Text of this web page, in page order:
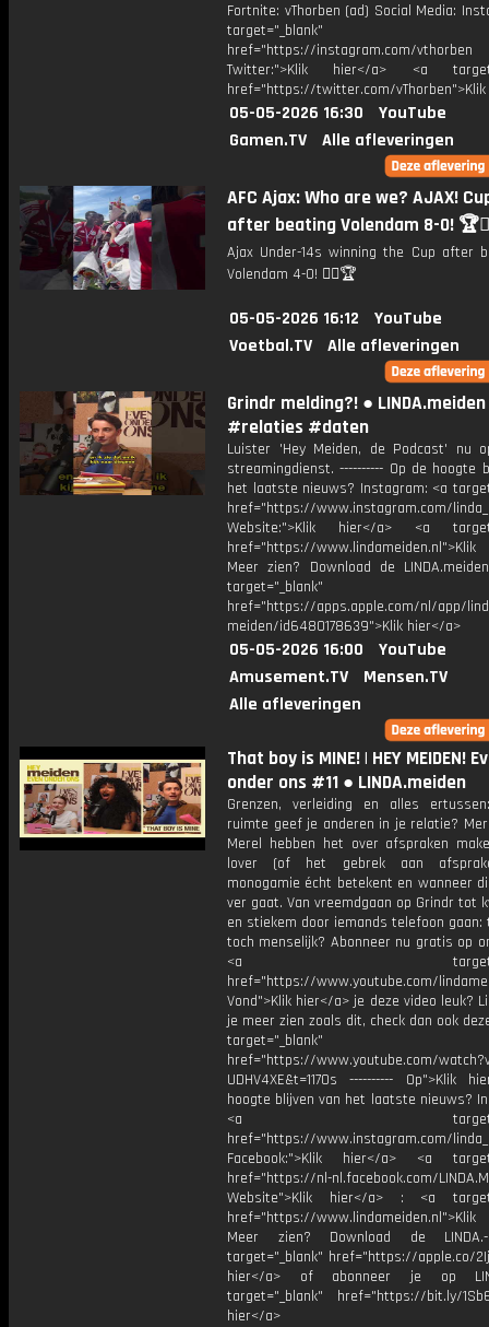
Fortnite: vThorben (ad) Social Media:
target="_blank"
href="https://instagram.com/vthorben
Twitter:">Klik hier</a> <a
href="https://twitter.com/
05-05-2026 16:30
YouTube
Gamen.TV
Alle afleveringen
AFC Ajax: Who are we? AJAX!
after beating Volendam 8-0!
Ajax Under-14s winning the Cup after
Volendam 4-0! ❤️‍🔥🏆
05-05-2026 16:12
YouTube
Voetbal.TV
Alle afleveringen
Grindr melding?! ●
#relaties #daten
Luister 'Hey Meiden, de Podcast' nu
streamingdienst. ---------- Op de hoogte
het laatste nieuws? Instagram: <a
href="https://www.instagram.com/
Website:">Klik hier</a> <a
href="https://
Meer zien? Download de
target="_blank"
href="https://apps.apple.com/nl/app/
meiden/id6480178639">Klik hier</a>
05-05-2026 16:00
YouTube
Amusement.TV
Mensen.TV
Alle afleveringen
That boy is MINE! | HEY MEIDEN!
onder ons #11 ● LINDA.meiden
Grenzen, verleiding en alles
ruimte geef je anderen in je relatie?
Merel hebben het over afspraken
lover (of het gebrek aan
monogamie écht betekent en wanneer
ver gaat. Van vreemdgaan op Grindr tot
en stiekem door iemands telefoon gaan:
toch menselijk? Abonneer nu gratis op
<a
href="https://www.youtube.com/
Vond">Klik hier</a> je deze video leuk?
je meer zien zoals dit, check dan ook
target="_blank"
href="https://www.youtube.com/
UDHV4XE&t=1170s ---------- Op">Klik
hoogte blijven van het laatste nieuws?
<a
href="https://www.instagram.com/
Facebook:">Klik hier</a> <a
href="https://nl-nl.facebook.com/
Website">Klik hier</a> : <a
href="https://
Meer zien? Download de
target="_blank" href="https://apple.co/
hier</a> of abonneer je op
target="_blank" href="https://bit.ly/
hier</a>